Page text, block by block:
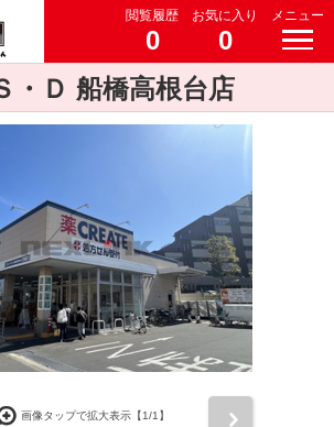
閲覧履歴
0
お気に入り
0
メニュー
・Ｄ 船橋高根台店
画像タップで拡大表示【1/1】